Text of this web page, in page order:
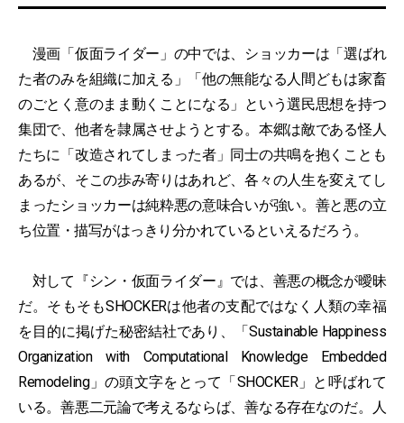
漫画「仮面ライダー」の中では、ショッカーは「選ばれ
た者のみを組織に加える」「他の無能なる人間どもは家畜
のごとく意のまま動くことになる」という選民思想を持つ
集団で、他者を隷属させようとする。本郷は敵である怪人
たちに「改造されてしまった者」同士の共鳴を抱くことも
あるが、そこの歩み寄りはあれど、各々の人生を変えてし
まったショッカーは純粋悪の意味合いが強い。善と悪の立
ち位置・描写がはっきり分かれているといえるだろう。
対して『シン・仮面ライダー』では、善悪の概念が曖昧
だ。そもそもSHOCKERは他者の支配ではなく人類の幸福
を目的に掲げた秘密結社であり、「Sustainable Happiness
Organization with Computational Knowledge Embedded
Remodeling」の頭文字をとって「SHOCKER」と呼ばれて
いる。善悪二元論で考えるならば、善なる存在なのだ。人